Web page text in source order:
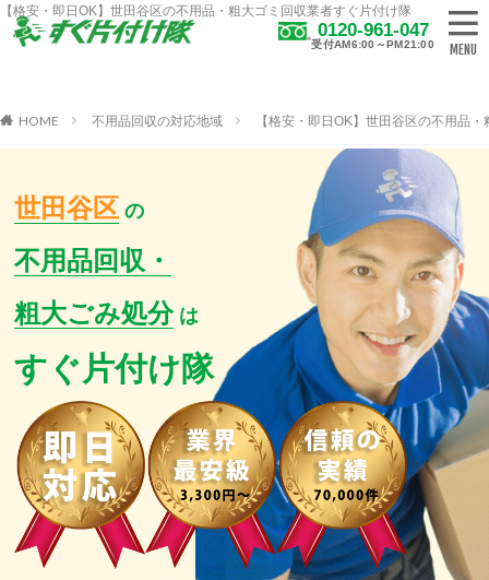
0120-961-047
受付AM6:00～PM21:00
【格安・即日OK】世田谷区の不用品・粗大ゴミ回収業者すぐ片付け隊
HOME 不用品回収の対応地域 【格安・即日OK】世田谷区の不用品
世田谷区 の
不用品回収・
粗大ごみ処分 は
すぐ片付け隊